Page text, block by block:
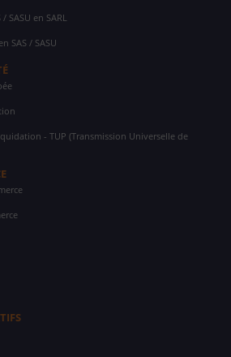
SASU en SARL
SAS / SASU
- TUP (Transmission Universelle de